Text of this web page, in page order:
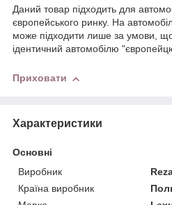
Даний товар підходить для
європейського ринку. На
може підходити лише за умови,
ідентичний автомобілю
Приховати
Характеристики
Основні
Виробник
Країна виробник